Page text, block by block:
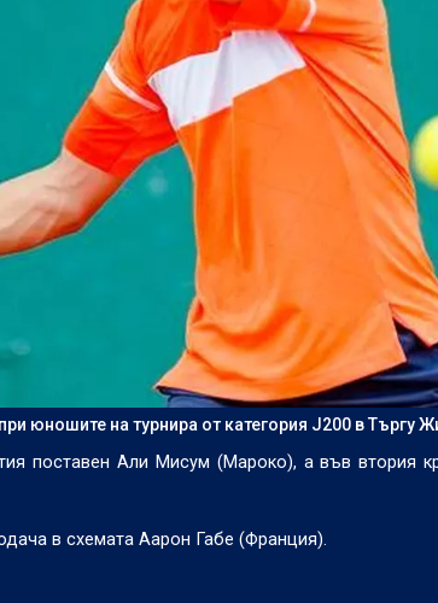
юношите на турнира от категория J200 в Търгу
поставен Али Мисум (Мароко), а във втория
в схемата Аарон Габе (Франция).